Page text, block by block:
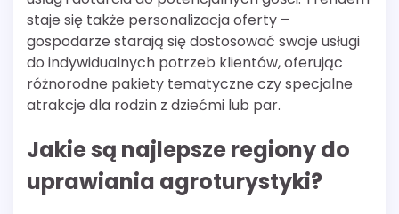
staje się także personalizacja oferty –
gospodarze starają się dostosować swoje usługi
do indywidualnych potrzeb klientów, oferując
różnorodne pakiety tematyczne czy specjalne
atrakcje dla rodzin z dziećmi lub par.
Jakie są najlepsze regiony do
uprawiania agroturystyki?